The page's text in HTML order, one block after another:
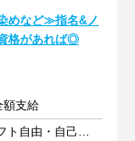
めなど≫指名&ノ
格があれば◎
額支給
週1日以上 1日3時間以上 シフト自由・自己申告